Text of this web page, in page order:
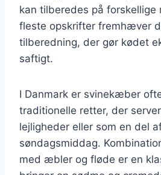
kan tilberedes på forskellige
fleste opskrifter fremhæver
tilberedning, der gør kødet
saftigt.
I Danmark er svinekæber
traditionelle retter, der
lejligheder eller som en del
søndagsmiddag.
med æbler og fløde er en